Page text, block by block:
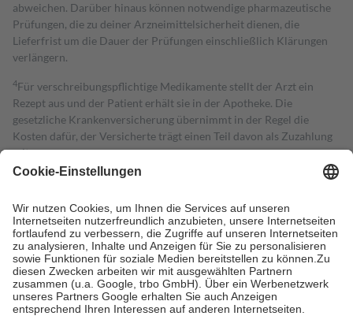
abweichen. Darüber hinaus können notwendige pharmazeutische
Prüfungen, die zu deiner Arzneimittelsicherheit dienen, die
Lieferfrist um die Dauer der Prüfungen einschließlich Klärungen
verlängern.
4Für verschreibungspflichtige Medikamente stellt der Arzt ein
Rezept aus und der Patient erhält sie in der Apotheke. Die
gesetzliche Krankenversicherung übernimmt in der Regel die
Kosten dafür, der Versicherte trägt einen Teil davon als Zuzahlung
mit.
Grundsätzlich leisten Mitglieder Zuzahlungen in Höhe von zehn
höchstens zehn Euro.
Es sind jedoch nie mehr als die tatsächlichen
Kosten der Leistung zu entrichten.
Diese Regeln gelten grundsätzlich auch für Online-Apotheken.
Bei Heilmitteln und häuslicher Krankenpflege beträgt die
Zuzahlung zehn Prozent der Kosten sowie zehn Euro je
Verordnung.
Um das Engagement der Versicherten für ihre eigene Gesundheit zu
stärken und die besondere Stellung der Familie zu unterstützen,